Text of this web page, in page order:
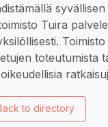
Tuira
toteutumista
to directory